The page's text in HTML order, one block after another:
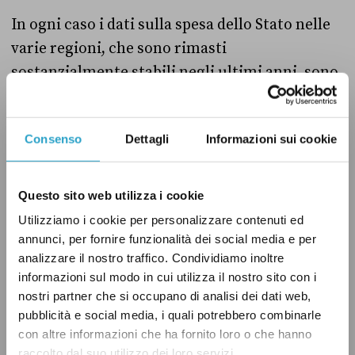
Consenso Dettagli Informazioni sui cookie
Questo sito web utilizza i cookie
Utilizziamo i cookie per personalizzare contenuti ed
annunci, per fornire funzionalità dei social media e per
analizzare il nostro traffico. Condividiamo inoltre
informazioni sul modo in cui utilizza il nostro sito con i
nostri partner che si occupano di analisi dei dati web,
pubblicità e social media, i quali potrebbero combinarle
con altre informazioni che ha fornito loro o che hanno
In ogni caso i dati sulla spesa dello Stato nelle
varie regioni, che sono rimasti
sostanzialmente stabili negli ultimi anni, sono
stati spesso ripresi anche da fonti di stampa
(ad esempioqui,quiequi).
Conclusione
Non è chiaro a cosa si riferisca Fratoianni
quando parla di spesa dello Stato per ogni
cittadino lombardo e pugliese. Le cifre della
spesa regionalizzata, che per definizione è
esattamente la spesa dello Stato in ogni singola
regione, sono molto diverse da quelle riportate